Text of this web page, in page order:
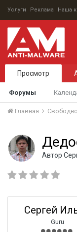
Услуги Реклама Наша
Просмотр
Форумы
Главная
Автор
Сергей
Guru